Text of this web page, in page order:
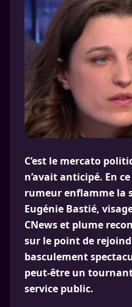
C’est le mercato
n’avait anticipé. En
rumeur enflamme la
Eugénie Bastié,
CNews et plume
sur le point de
basculement
peut-être un
service public.